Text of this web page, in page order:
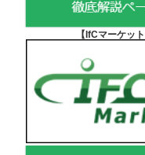
【IfCマーケット